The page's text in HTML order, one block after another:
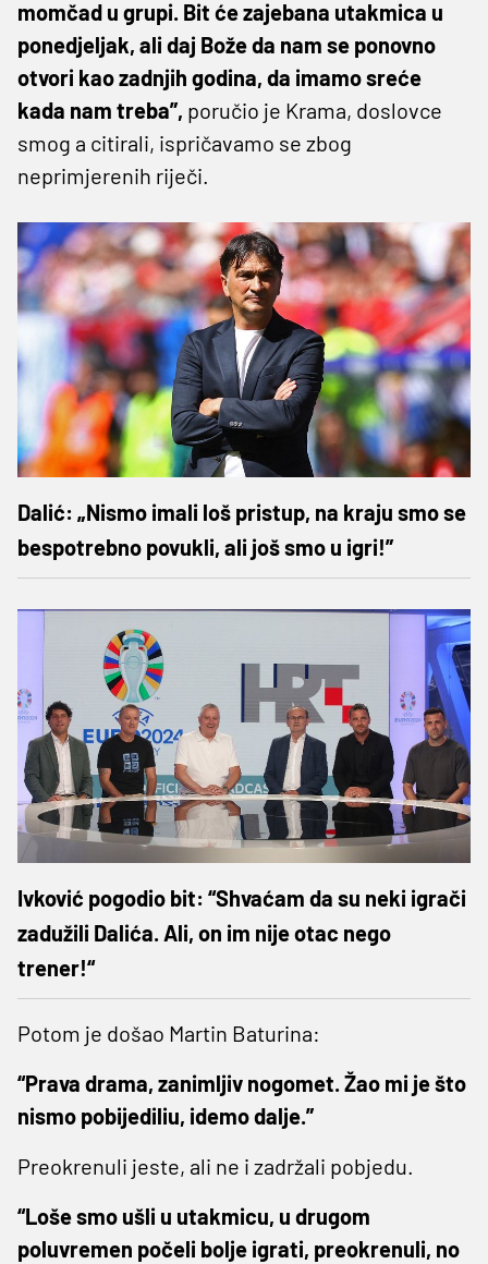
momčad u grupi. Bit će zajebana utakmica u
ponedjeljak, ali daj Bože da nam se ponovno
otvori kao zadnjih godina, da imamo sreće
kada nam treba”, poručio je Krama, doslovce
smog a citirali, ispričavamo se zbog
neprimjerenih riječi.
Dalić: „Nismo imali loš pristup, na kraju smo se
bespotrebno povukli, ali još smo u igri!”
Ivković pogodio bit: “Shvaćam da su neki igrači
zadužili Dalića. Ali, on im nije otac nego
trener!“
Potom je došao Martin Baturina:
“Prava drama, zanimljiv nogomet. Žao mi je što
nismo pobijediliu, idemo dalje.”
Preokrenuli jeste, ali ne i zadržali pobjedu.
“Loše smo ušli u utakmicu, u drugom
poluvremen počeli bolje igrati, preokrenuli, no